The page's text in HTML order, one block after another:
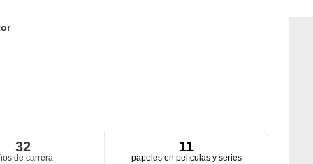
32
de carrera
11
papeles en películas y series